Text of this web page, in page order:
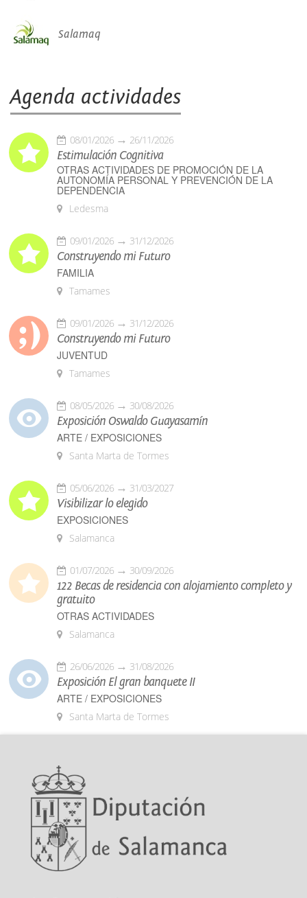
Salamaq
Agenda actividades
08/01/2026 26/11/2026
Estimulación Cognitiva
OTRAS ACTIVIDADES DE PROMOCIÓN DE LA
AUTONOMÍA PERSONAL Y PREVENCIÓN DE LA
DEPENDENCIA
Ledesma
09/01/2026 31/12/2026
Construyendo mi Futuro
FAMILIA
Tamames
09/01/2026 31/12/2026
Construyendo mi Futuro
JUVENTUD
Tamames
08/05/2026 30/08/2026
Exposición Oswaldo Guayasamín
ARTE / EXPOSICIONES
Santa Marta de Tormes
05/06/2026 31/03/2027
Visibilizar lo elegido
EXPOSICIONES
Salamanca
01/07/2026 30/09/2026
122 Becas de residencia con alojamiento completo y
gratuito
OTRAS ACTIVIDADES
Salamanca
26/06/2026 31/08/2026
Exposición El gran banquete II
ARTE / EXPOSICIONES
Santa Marta de Tormes